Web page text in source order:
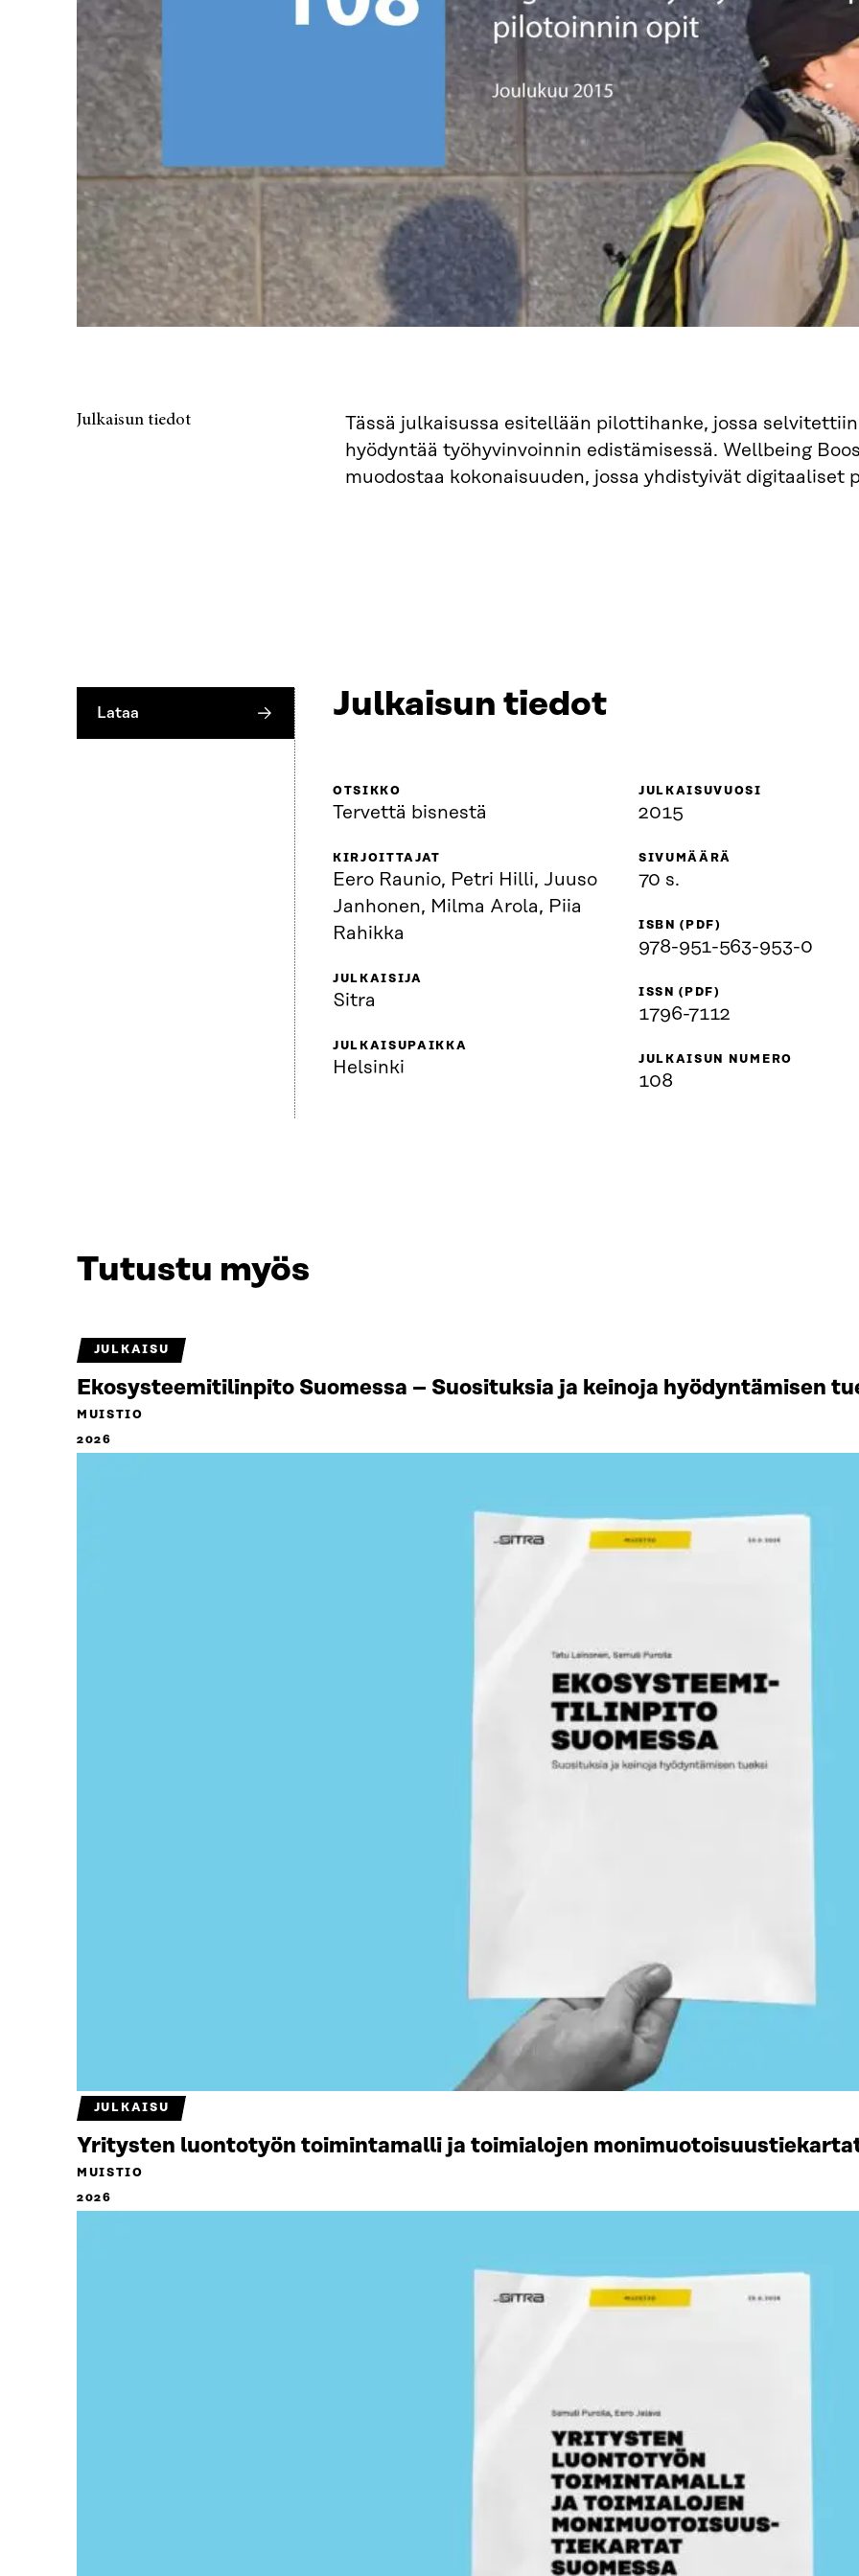
Julkaisun tiedot
Tässä julkaisussa esitellään pilottihanke, jossa
hyödyntää työhyvinvoinnin edistämisessä. Wellbeing
muodostaa kokonaisuuden, jossa yhdistyivät
Lataa Julkaisun tiedot
OTSIKKO
Tervettä bisnestä
KIRJOITTAJAT
Eero Raunio, Petri Hilli, Juuso
Janhonen, Milma Arola, Piia
Rahikka
JULKAISIJA
Sitra
JULKAISUPAIKKA
Helsinki
JULKAISUVUOSI
2015
SIVUMÄÄRÄ
70 s.
ISBN (PDF)
978-951-563-953-0
ISSN (PDF)
1796-7112
JULKAISUN NUMERO
108
Tutustu myös
JULKAISU
Ekosysteemitilinpito Suomessa – Suosituksia ja keinoja hyödyntämisen
MUISTIO
2026
JULKAISU
Yritysten luontotyön toimintamalli ja toimialojen
MUISTIO
2026